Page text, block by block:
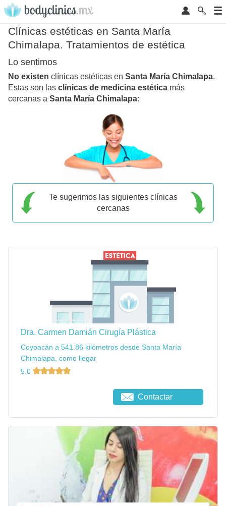
Clínicas estéticas en Santa María
Chimalapa. Tratamientos de estética
Lo sentimos
No existen clínicas estéticas en Santa María Chimalapa.
Estas son las clínicas de medicina estética más
cercanas a Santa María Chimalapa:
Te sugerimos las siguientes clínicas
cercanas
Dra. Carmen Damián Cirugía Plástica
Coyoacán a 541.86 kilómetros desde Santa María
Chimalapa, como llegar
5,0
Contactar